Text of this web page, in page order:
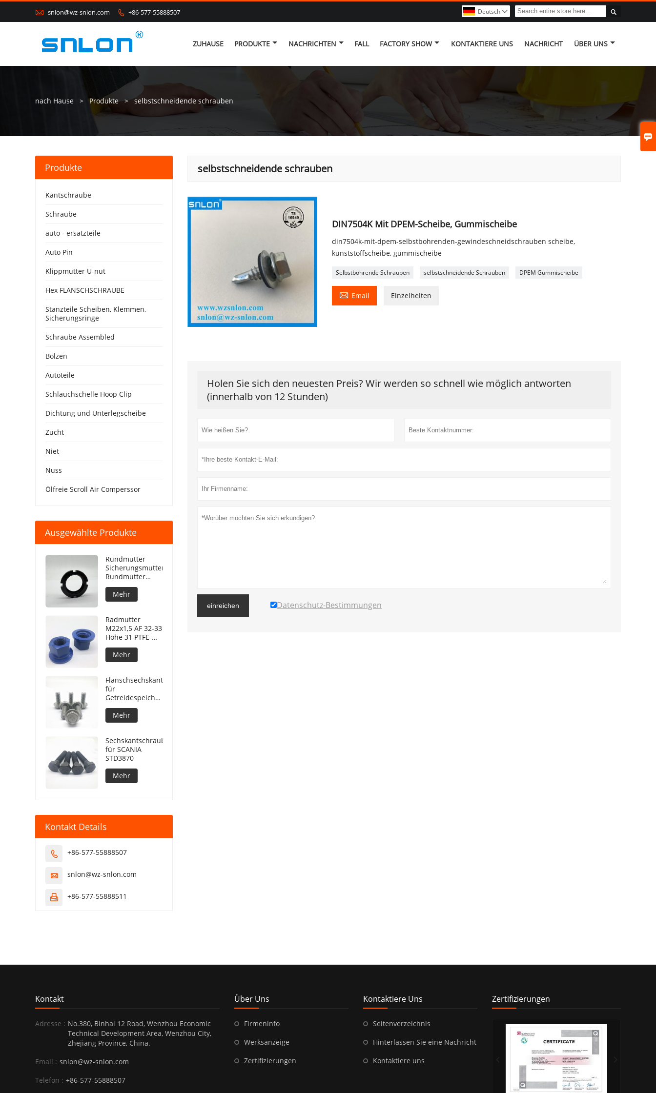

 snlon@wz-snlon.com  +86-577-55888507 
Deutsch 
ZUHAUSE PRODUKTE NACHRICHTEN FALL FACTORY SHOW KONTAKTIERE UNS NACHRICHT ÜBER UNS
nach Hause > Produkte > selbstschneidende schrauben
selbstschneidende schrauben
DIN7504K Mit DPEM-Scheibe, Gummischeibe
din7504k-mit-dpem-selbstbohrenden-gewindeschneidschrauben scheibe,
kunststoffscheibe, gummischeibe
Selbstbohrende Schrauben selbstschneidende Schrauben DPEM Gummischeibe
 Email Einzelheiten
Holen Sie sich den neuesten Preis? Wir werden so schnell wie möglich antworten
(innerhalb von 12 Stunden)
einreichen Datenschutz-Bestimmungen
Produkte
Kantschraube
Schraube
auto - ersatzteile
Auto Pin
Klippmutter U-nut
Hex FLANSCHSCHRAUBE
Stanzteile Scheiben, Klemmen,
Sicherungsringe
Schraube Assembled
Bolzen
Autoteile
Schlauchschelle Hoop Clip
Dichtung und Unterlegscheibe
Zucht
Niet
Nuss
Ölfreie Scroll Air Comperssor
Ausgewählte Produkte
Rundmutter
Sicherungsmutter
Rundmutter
DIN981
Mehr
Radmutter
M22x1,5 AF 32-33
Höhe 31 PTFE-
Beschichtung
240h NSS
Mehr
Flanschsechskantschraube
für
Getreidespeichersilos
konkav unter
Flansch
Mehr
Sechskantschrauben
für SCANIA
STD3870
Mehr
Kontakt Details
 +86-577-55888507
 snlon@wz-snlon.com
 +86-577-55888511
Kontakt
Adresse : No.380, Binhai 12 Road, Wenzhou Economic
Technical Development Area, Wenzhou City,
Zhejiang Province, China.
Email : snlon@wz-snlon.com
Telefon : +86-577-55888507
Über Uns
Firmeninfo
Werksanzeige
Zertifizierungen
Kontaktiere Uns
Seitenverzeichnis
Hinterlassen Sie eine Nachricht
Kontaktiere uns
Zertifizierungen